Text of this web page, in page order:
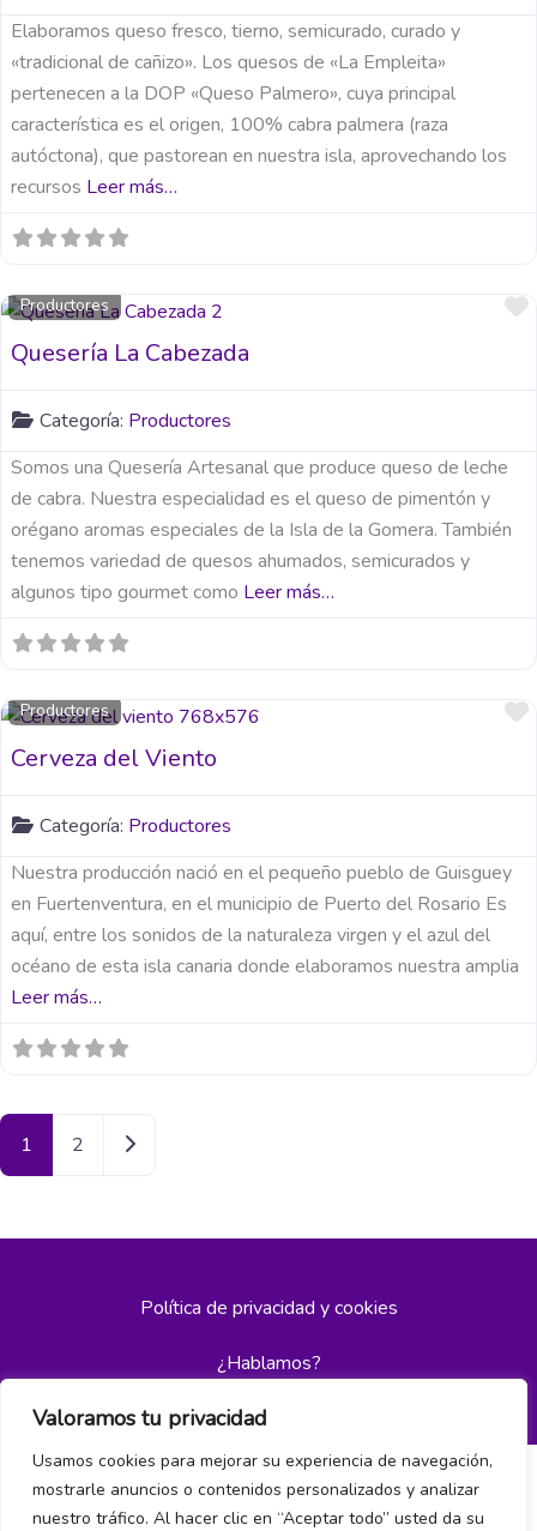
Valoramos tu privacidad
Usamos cookies para mejorar su experiencia de navegación,
mostrarle anuncios o contenidos personalizados y analizar
nuestro tráfico. Al hacer clic en “Aceptar todo” usted da su
Elaboramos queso fresco, tierno, semicurado, curado y
«tradicional de cañizo». Los quesos de «La Empleita»
pertenecen a la DOP «Queso Palmero», cuya principal
característica es el origen, 100% cabra palmera (raza
autóctona), que pastorean en nuestra isla, aprovechando los
recursos Leer más…
Productores
Quesería La Cabezada
Categoría: Productores
Somos una Quesería Artesanal que produce queso de leche
de cabra. Nuestra especialidad es el queso de pimentón y
orégano aromas especiales de la Isla de la Gomera. También
tenemos variedad de quesos ahumados, semicurados y
algunos tipo gourmet como Leer más…
Productores
Cerveza del Viento
Categoría: Productores
Nuestra producción nació en el pequeño pueblo de Guisguey
en Fuertenventura, en el municipio de Puerto del Rosario Es
aquí, entre los sonidos de la naturaleza virgen y el azul del
océano de esta isla canaria donde elaboramos nuestra amplia
Leer más…
1 2 Entradas anteriores
Política de privacidad y cookies
¿Hablamos?